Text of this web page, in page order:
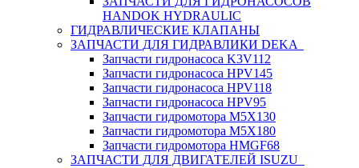
HANDOK HYDRAULIC
ГИДРАВЛИЧЕСКИЕ КЛАПАНЫ
ЗАПЧАСТИ ДЛЯ ГИДРАВЛИКИ DEKA
Запчасти гидронасоса K3V112
Запчасти гидронасоса HPV145
Запчасти гидронасоса HPV118
Запчасти гидронасоса HPV95
Запчасти гидромотора M5X130
Запчасти гидромотора M5X180
Запчасти гидромотора HMGF68
ЗАПЧАСТИ ДЛЯ ДВИГАТЕЛЕЙ ISUZU